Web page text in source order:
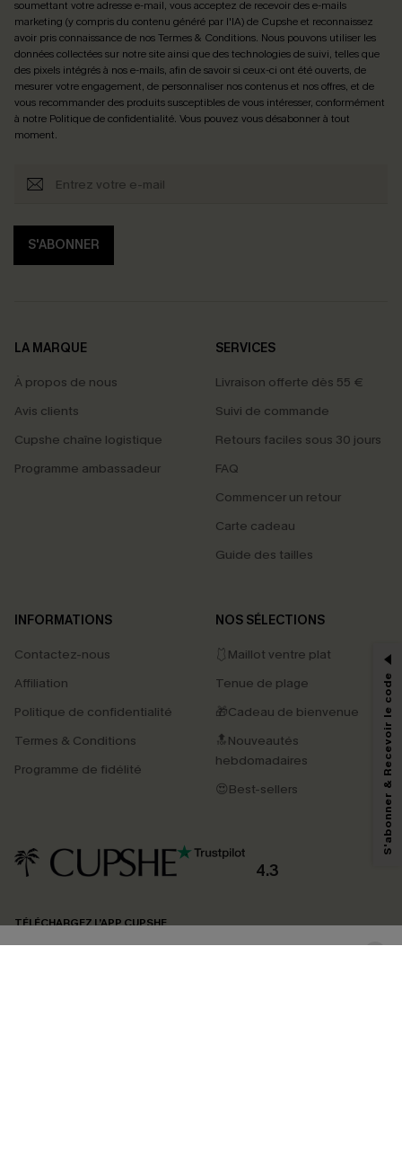
soumettant votre adresse e-mail, vous acceptez de recevoir des e-mails
marketing (y compris du contenu généré par l'IA) de Cupshe et reconnaissez
avoir pris connaissance de nosTermes & Conditions. Nous pouvons utiliser les
données collectées sur notre site ainsi que des technologies de suivi, telles que
des pixels intégrés à nos e-mails, afin de savoir si ceux-ci ont été ouverts, de
mesurer votre engagement, de personnaliser nos contenus et nos offres, et de
vous recommander des produits susceptibles de vous intéresser, conformément
à notre Politique de confidentialité. Vous pouvez vous désabonner à tout
moment.
S'ABONNER
LA MARQUE
À propos de nous
Avis clients
Cupshe chaîne logistique
Programme ambassadeur
SERVICES
Livraison offerte dès 55 €
Suivi de commande
Retours faciles sous 30 jours
FAQ
Commencer un retour
Carte cadeau
Guide des tailles
INFORMATIONS
Contactez-nous
Affiliation
Politique de confidentialité
Termes & Conditions
Programme de fidélité
NOS SÉLECTIONS
🩱Maillot ventre plat
Tenue de plage
🎁Cadeau de bienvenue
🔝Nouveautés
hebdomadaires
😍Best-sellers
4.3
TÉLÉCHARGEZ L’APP CUPSHE
PROFITEZ DE -15%
-15% dès 2 Achetés par E-mail
*Un code par commande, valable une seule fois.
En soumettant votre adresse e-mail, vous acceptez de recevoir des e-mails
marketing (y compris du contenu généré par l'IA) de Cupshe et
reconnaissez avoir pris connaissance de nos
pouvons utiliser les données collectées sur notre site ainsi que des
produits susceptibles de vous intéresser, conformément à notre
Politique de
confidentialité
. Vous pouvez vous désabonner à tout moment.
S'abonner & Recevoir le code